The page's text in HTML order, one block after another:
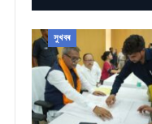
সুখবৰ